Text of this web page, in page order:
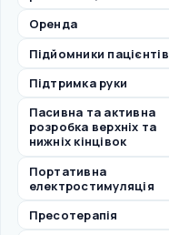
Оренда
Підйомники пацієнтів
Підтримка руки
Пасивна та активна
розробка верхніх та
нижніх кінцівок
Портативна
електростимуляція
Пресотерапія